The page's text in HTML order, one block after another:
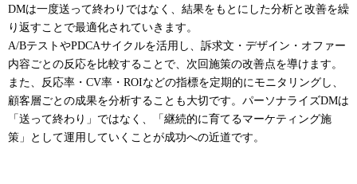
DMは一度送って終わりではなく、結果をもとにした分析と改善を繰
り返すことで最適化されていきます。
A/BテストやPDCAサイクルを活用し、訴求文・デザイン・オファー
内容ごとの反応を比較することで、次回施策の改善点を導けます。
また、反応率・CV率・ROIなどの指標を定期的にモニタリングし、
顧客層ごとの成果を分析することも大切です。パーソナライズDMは
「送って終わり」ではなく、「継続的に育てるマーケティング施
策」として運用していくことが成功への近道です。